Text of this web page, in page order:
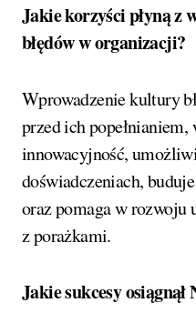
Jakie korzyści płyną z
błędów w organizacji?
Wprowadzenie kultury
przed ich
innowacyjność,
doświadczeniach,
oraz pomaga w rozwoju
z porażkami.
Jakie sukcesy